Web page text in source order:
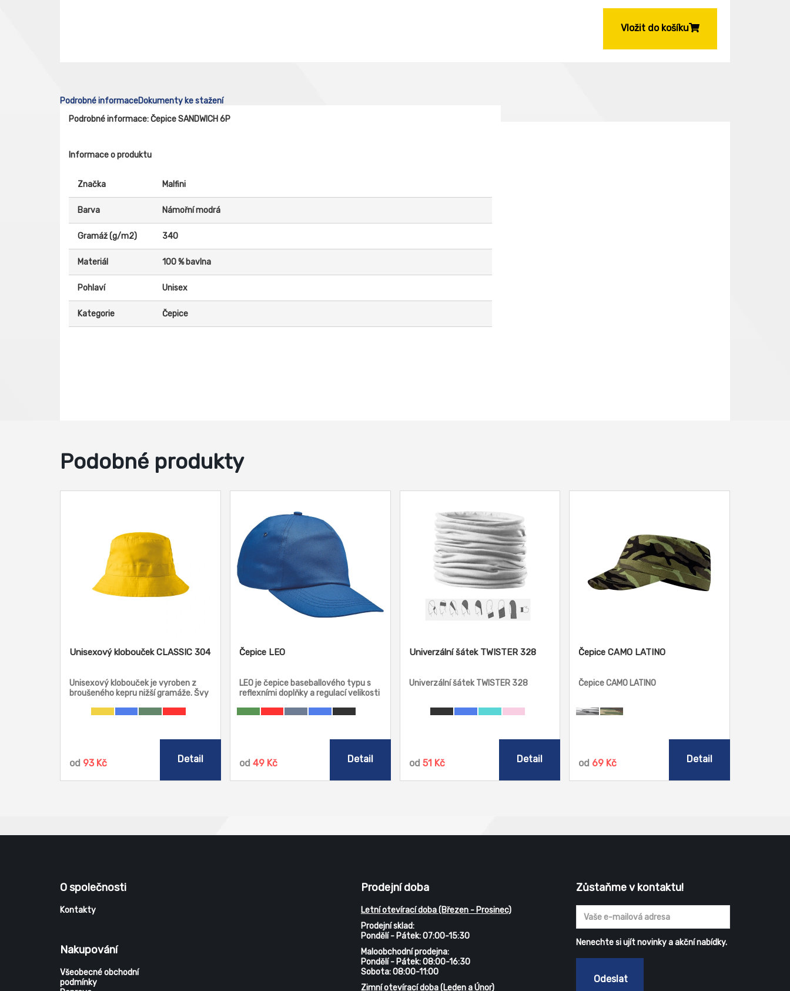
Vložit do košíku
Podrobné informaceDokumenty ke stažení
Podrobné informace: Čepice SANDWICH 6P
Informace o produktu
Značka Malfini
Barva Námořní modrá
Gramáž (g/m2) 340
Materiál 100 % bavlna
Pohlaví Unisex
Kategorie Čepice
Podobné produkty
Unisexový klobouček CLASSIC 304
Unisexový klobouček je vyroben z
broušeného kepru nižší gramáže. Švy
straně.
od 93 Kč Detail
Čepice LEO
LEO je čepice baseballového typu s
reflexními doplňky a regulací velikosti
od 49 Kč Detail
Univerzální šátek TWISTER 328
Univerzální šátek TWISTER 328
od 51 Kč Detail
Čepice CAMO LATINO
Čepice CAMO LATINO
od 69 Kč Detail
O společnosti
Kontakty
Nakupování
Všeobecné obchodní
podmínky
Prodejní doba
Letní otevírací doba (Březen - Prosinec)
Prodejní sklad:
Pondělí - Pátek: 07:00-15:30
Maloobchodní prodejna:
Pondělí - Pátek: 08:00-16:30
Sobota: 08:00-11:00
Zimní otevírací doba (Leden a Únor)
Zůstaňme v kontaktu!
Nenechte si ujít novinky a akční nabídky.
Odeslat